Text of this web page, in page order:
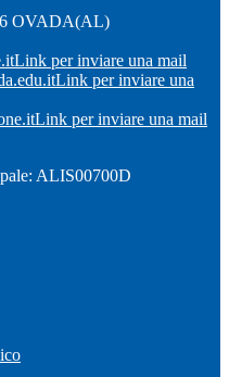
OVADA(AL)
Link per inviare una mail
Link per inviare una
Link per inviare una mail
ALIS00700D